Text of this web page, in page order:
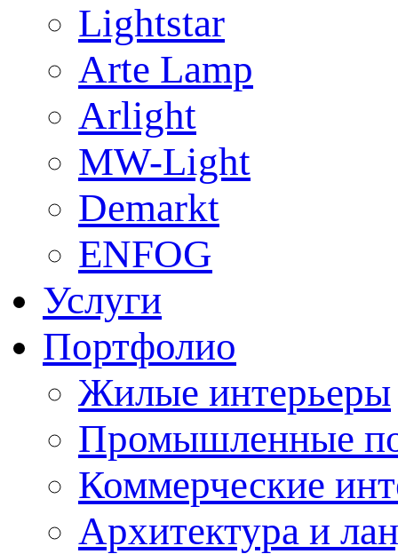
Lightstar
Arte Lamp
Arlight
MW-Light
Demarkt
ENFOG
Услуги
Портфолио
Жилые интерьеры
Промышленные
Коммерческие
Архитектура и